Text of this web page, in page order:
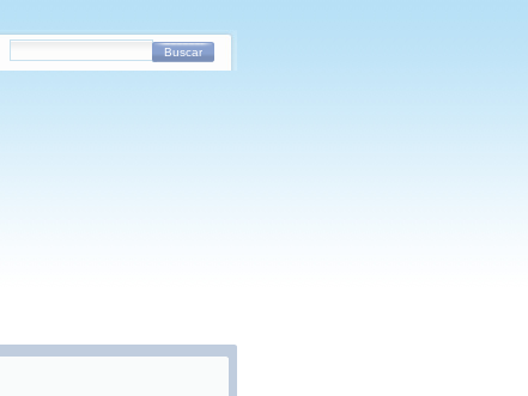
Buscar